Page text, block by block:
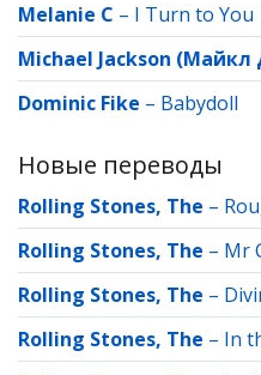
Melanie C – I Turn to You
Michael Jackson
Dominic Fike – Babydoll
Новые переводы
Rolling Stones, The –
Rolling Stones, The – Mr
Rolling Stones, The –
Rolling Stones, The – In